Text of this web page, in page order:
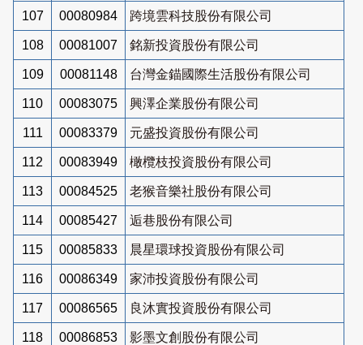
107 00080984 跨境雲科技股份有限公司
108 00081007 銘新投資股份有限公司
109 00081148 台灣金錨國際生活股份有限公司
110 00083075 興澤企業股份有限公司
111 00083379 元盛投資股份有限公司
112 00083949 橄欖枝投資股份有限公司
113 00084525 老猴音樂社股份有限公司
114 00085427 逅巷股份有限公司
115 00085833 晨星環球投資股份有限公司
116 00086349 家沛投資股份有限公司
117 00086565 良沐實投資股份有限公司
118 00086853 影墨文創股份有限公司